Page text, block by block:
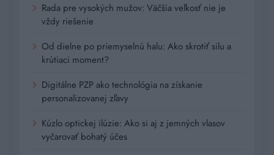
Rada pre vysokých mužov: Väčšia veľkosť nie je
vždy riešenie
Od dielne po priemyselnú halu: Ako skrotiť silu a
krútiaci moment?
Digitálne PZP ako technológia na získanie
personalizovanej zľavy
Kúzlo optickej ilúzie: Ako si aj z jemných vlasov
vyčarovať bohatý účes